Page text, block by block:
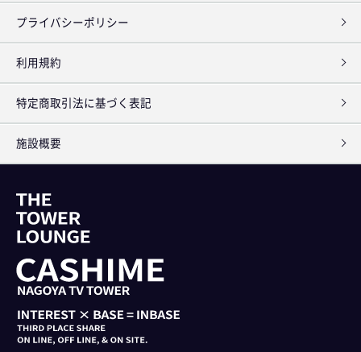
プライバシーポリシー
利用規約
特定商取引法に基づく表記
施設概要